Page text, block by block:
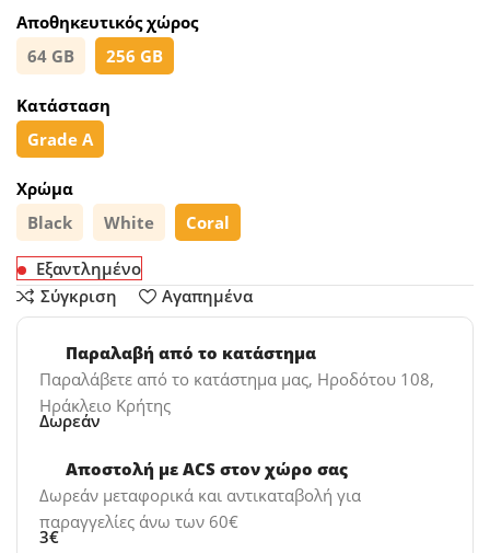
Αποθηκευτικός χώρος
64 GB
256 GB
Κατάσταση
Grade A
Χρώμα
Black
White Coral
Εξαντλημένο
Σύγκριση
Αγαπημένα
Παραλαβή από το κατάστημα
Παραλάβετε από το κατάστημα μας, Ηροδότου 108,
Ηράκλειο Κρήτης
Δωρεάν
Αποστολή με ACS στον χώρο σας
Δωρεάν μεταφορικά και αντικαταβολή για
παραγγελίες άνω των 60€
3€